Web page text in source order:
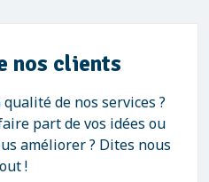
nos clients
de nos services ?
part de vos idées ou
améliorer ? Dites nous
!